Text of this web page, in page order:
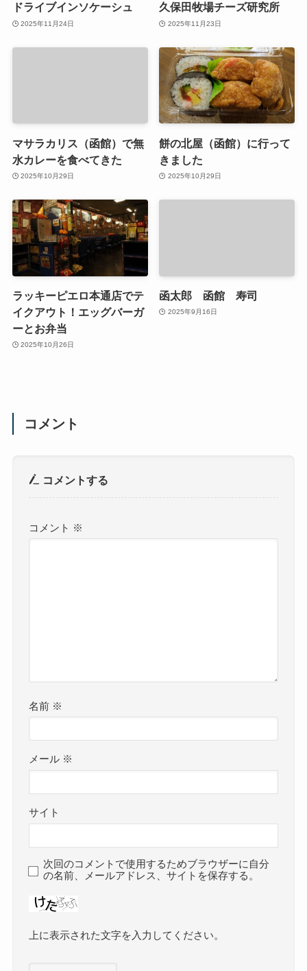
ドライブインソケーシュ
2025年11月24日
久保田牧場チーズ研究所
2025年11月23日
マサラカリス（函館）で無
水カレーを食べてきた
2025年10月29日
餅の北屋（函館）に行って
きました
2025年10月29日
ラッキーピエロ本通店でテ
イクアウト！エッグバーガ
ーとお弁当
2025年10月26日
函太郎 函館 寿司
2025年9月16日
コメント
コメントする
コメント ※
名前 ※
メール ※
サイト
次回のコメントで使用するためブラウザーに自分
の名前、メールアドレス、サイトを保存する。
上に表示された文字を入力してください。